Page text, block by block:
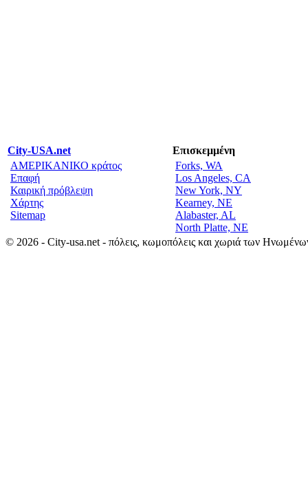
City-USA.net
Επισκεμμένη
ΑΜΕΡΙΚΑΝΙΚΟ κράτος
Επαφή
Καιρική πρόβλεψη
Χάρτης
Sitemap
Forks, WA
Los Angeles, CA
New York, NY
Kearney, NE
Alabaster, AL
North Platte, NE
© 2026 - City-usa.net - πόλεις, κωμοπόλεις και χωριά των